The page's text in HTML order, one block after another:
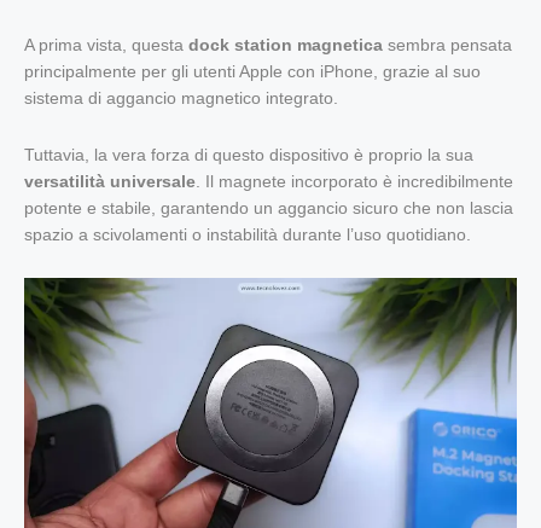
A prima vista, questa dock station magnetica sembra pensata
principalmente per gli utenti Apple con iPhone, grazie al suo
sistema di aggancio magnetico integrato.
Tuttavia, la vera forza di questo dispositivo è proprio la sua
versatilità universale. Il magnete incorporato è incredibilmente
potente e stabile, garantendo un aggancio sicuro che non lascia
spazio a scivolamenti o instabilità durante l’uso quotidiano.